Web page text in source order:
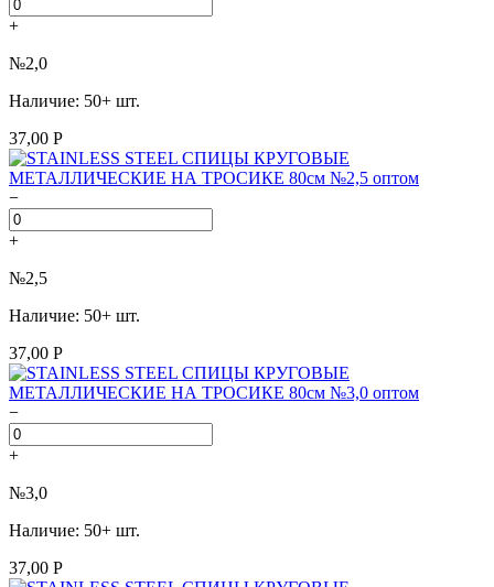
+
№2,0
Наличие: 50+ шт.
37,00 Р
−
+
№2,5
Наличие: 50+ шт.
37,00 Р
−
+
№3,0
Наличие: 50+ шт.
37,00 Р